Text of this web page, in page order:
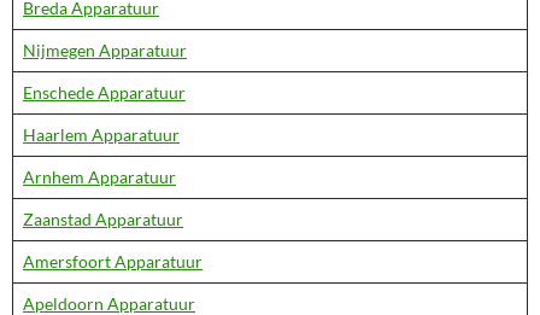
Breda Apparatuur
Nijmegen Apparatuur
Enschede Apparatuur
Haarlem Apparatuur
Arnhem Apparatuur
Zaanstad Apparatuur
Amersfoort Apparatuur
Apeldoorn Apparatuur